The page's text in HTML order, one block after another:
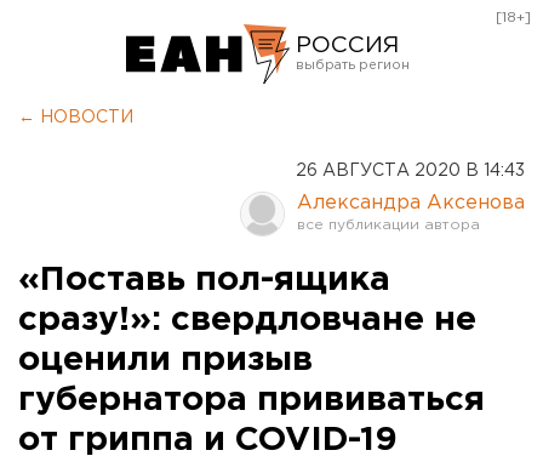
РОССИЯ
Оренбург
[18+]
← НОВОСТИ
26 АВГУСТА 2020 В 14:43
Александра Аксенова
«Поставь пол-ящика
сразу!»: свердловчане не
оценили призыв
губернатора прививаться
от гриппа и COVID-19